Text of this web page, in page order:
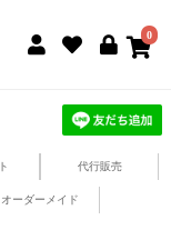
0
代行販売
オーダーメイド